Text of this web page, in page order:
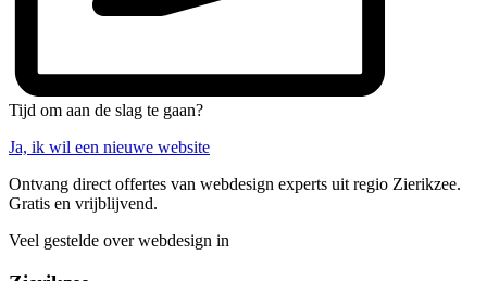
Tijd om aan de slag te gaan?
Ja, ik wil een nieuwe website
Ontvang direct offertes van webdesign experts uit regio Zierikzee.
Gratis en vrijblijvend.
Veel gestelde over webdesign in